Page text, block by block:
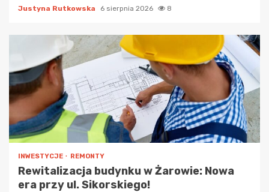
Justyna Rutkowska 6 sierpnia 2026 8
INWESTYCJE REMONTY
Rewitalizacja budynku w Żarowie: Nowa
era przy ul. Sikorskiego!